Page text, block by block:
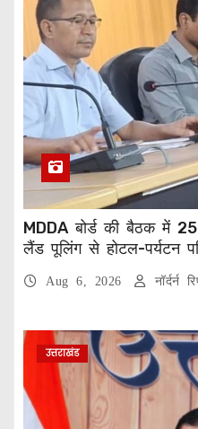
MDDA बोर्ड की बैठक में 25
लैंड पूलिंग से होटल-पर्यटन
Aug 6, 2026 नॉर्दर्न
उत्तराखंड